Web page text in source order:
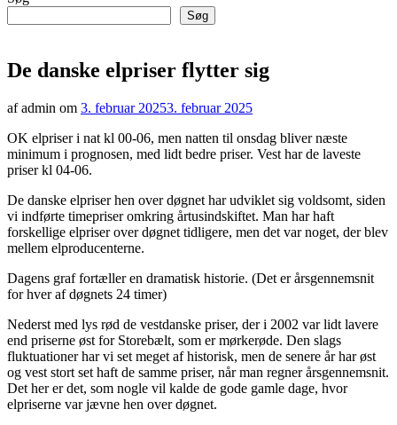
Søg
De danske elpriser flytter sig
af admin om 3. februar 20253. februar 2025
OK elpriser i nat kl 00-06, men natten til onsdag bliver næste
minimum i prognosen, med lidt bedre priser. Vest har de laveste
priser kl 04-06.
De danske elpriser hen over døgnet har udviklet sig voldsomt, siden
vi indførte timepriser omkring årtusindskiftet. Man har haft
forskellige elpriser over døgnet tidligere, men det var noget, der blev
mellem elproducenterne.
Dagens graf fortæller en dramatisk historie. (Det er årsgennemsnit
for hver af døgnets 24 timer)
Nederst med lys rød de vestdanske priser, der i 2002 var lidt lavere
end priserne øst for Storebælt, som er mørkerøde. Den slags
fluktuationer har vi set meget af historisk, men de senere år har øst
og vest stort set haft de samme priser, når man regner årsgennemsnit.
Det her er det, som nogle vil kalde de gode gamle dage, hvor
elpriserne var jævne hen over døgnet.